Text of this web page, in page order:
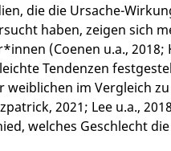
die die Ursache-
haben, zeigen sich
(Coenen u.a.,
Tendenzen
weiblichen im Vergleich
2021; Lee u.a.,
welches Geschlecht